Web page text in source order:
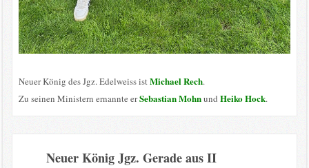
Neuer König des Jgz. Edelweiss istMichael Rech.
Zu seinen Ministern ernannte erSebastian Mohnund Heiko Hock.
Neuer König Jgz. Gerade aus II